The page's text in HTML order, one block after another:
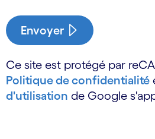
Envoyer
Ce site est protégé par
Politique de confidentialité
d'utilisation de Google